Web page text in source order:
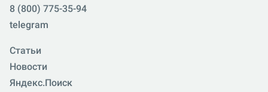
8 (800) 775-35-94
telegram
Статьи
Новости
Яндекс.Поиск